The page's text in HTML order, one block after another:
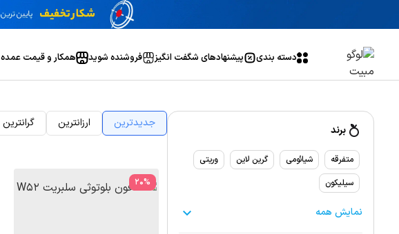
دسته بندی پیشنهاد‌های شگفت انگیز فروشنده شوید همکار و قیمت عمده
برند
متفرقه شیائومی گرین لاین
وریتی
سیلیکون
نمایش همه
جدیدترین ارزانترین گرانترین
%
20